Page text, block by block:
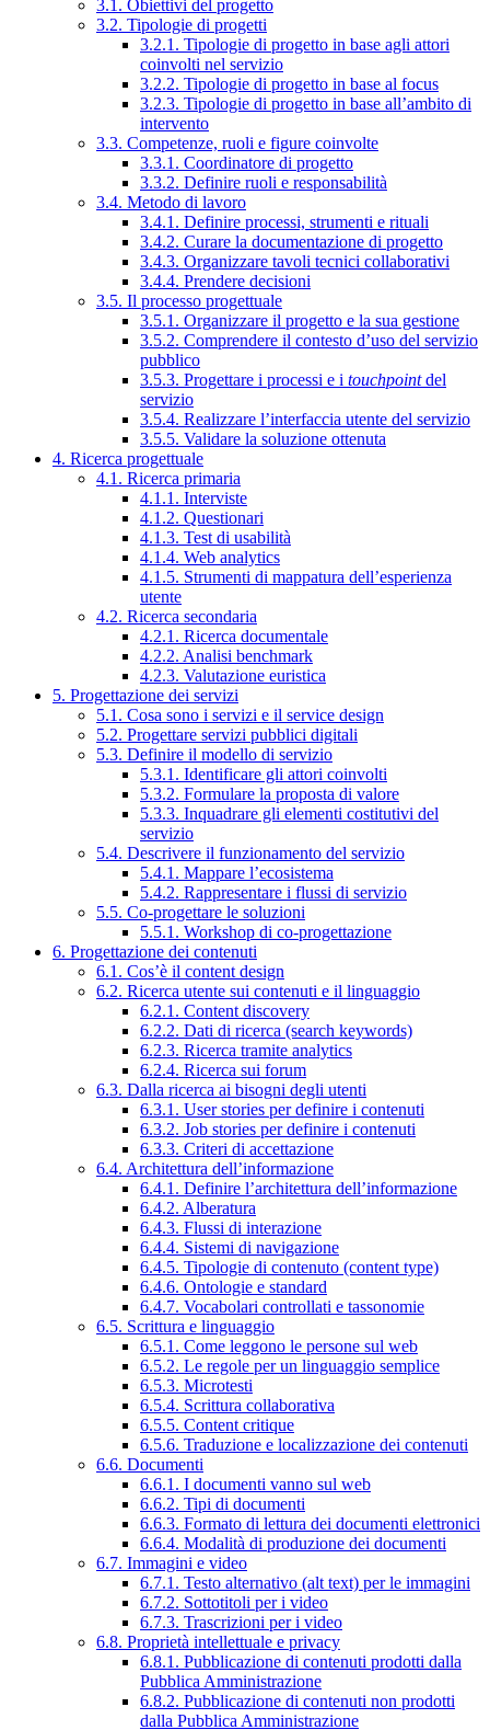
3.1. Obiettivi del progetto
3.2. Tipologie di progetti
3.2.1. Tipologie di progetto in base agli attori
coinvolti nel servizio
3.2.2. Tipologie di progetto in base al focus
3.2.3. Tipologie di progetto in base all’ambito di
intervento
3.3. Competenze, ruoli e figure coinvolte
3.3.1. Coordinatore di progetto
3.3.2. Definire ruoli e responsabilità
3.4. Metodo di lavoro
3.4.1. Definire processi, strumenti e rituali
3.4.2. Curare la documentazione di progetto
3.4.3. Organizzare tavoli tecnici collaborativi
3.4.4. Prendere decisioni
3.5. Il processo progettuale
3.5.1. Organizzare il progetto e la sua gestione
3.5.2. Comprendere il contesto d’uso del servizio
pubblico
3.5.3. Progettare i processi e i touchpointdel
servizio
3.5.4. Realizzare l’interfaccia utente del servizio
3.5.5. Validare la soluzione ottenuta
4. Ricerca progettuale
4.1. Ricerca primaria
4.1.1. Interviste
4.1.2. Questionari
4.1.3. Test di usabilità
4.1.4. Web analytics
4.1.5. Strumenti di mappatura dell’esperienza
utente
4.2. Ricerca secondaria
4.2.1. Ricerca documentale
4.2.2. Analisi benchmark
4.2.3. Valutazione euristica
5. Progettazione dei servizi
5.1. Cosa sono i servizi e il service design
5.2. Progettare servizi pubblici digitali
5.3. Definire il modello di servizio
5.3.1. Identificare gli attori coinvolti
5.3.2. Formulare la proposta di valore
5.3.3. Inquadrare gli elementi costitutivi del
servizio
5.4. Descrivere il funzionamento del servizio
5.4.1. Mappare l’ecosistema
5.4.2. Rappresentare i flussi di servizio
5.5. Co-progettare le soluzioni
5.5.1. Workshop di co-progettazione
6. Progettazione dei contenuti
6.1. Cos’è il content design
6.2. Ricerca utente sui contenuti e il linguaggio
6.2.1. Content discovery
6.2.2. Dati di ricerca (search keywords)
6.2.3. Ricerca tramite analytics
6.2.4. Ricerca sui forum
6.3. Dalla ricerca ai bisogni degli utenti
6.3.1. User stories per definire i contenuti
6.3.2. Job stories per definire i contenuti
6.3.3. Criteri di accettazione
6.4. Architettura dell’informazione
6.4.1. Definire l’architettura dell’informazione
6.4.2. Alberatura
6.4.3. Flussi di interazione
6.4.4. Sistemi di navigazione
6.4.5. Tipologie di contenuto (content type)
6.4.6. Ontologie e standard
6.4.7. Vocabolari controllati e tassonomie
6.5. Scrittura e linguaggio
6.5.1. Come leggono le persone sul web
6.5.2. Le regole per un linguaggio semplice
6.5.3. Microtesti
6.5.4. Scrittura collaborativa
6.5.5. Content critique
6.5.6. Traduzione e localizzazione dei contenuti
6.6. Documenti
6.6.1. I documenti vanno sul web
6.6.2. Tipi di documenti
6.6.3. Formato di lettura dei documenti elettronici
6.6.4. Modalità di produzione dei documenti
6.7. Immagini e video
6.7.1. Testo alternativo (alt text) per le immagini
6.7.2. Sottotitoli per i video
6.7.3. Trascrizioni per i video
6.8. Proprietà intellettuale e privacy
6.8.1. Pubblicazione di contenuti prodotti dalla
Pubblica Amministrazione
6.8.2. Pubblicazione di contenuti non prodotti
dalla Pubblica Amministrazione